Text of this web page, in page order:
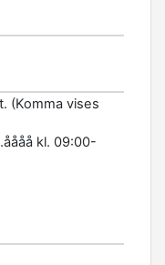
(Komma vises
kl. 09:00-